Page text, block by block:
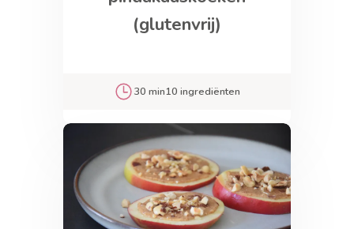
(glutenvrij)
30 min10 ingrediënten